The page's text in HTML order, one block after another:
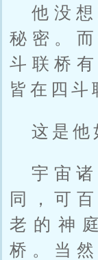
他没
秘密。
斗联桥
皆在四斗
这是他
宇宙
同，可
老的神
桥。当